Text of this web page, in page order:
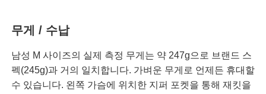
무게 / 수납
남성 M 사이즈의 실제 측정 무게는 약 247g으로 브랜드 스
펙(245g)과 거의 일치합니다. 가벼운 무게로 언제든 휴대할
수 있습니다. 왼쪽 가슴에 위치한 지퍼 포켓을 통해 재킷을